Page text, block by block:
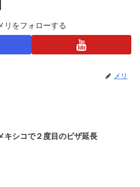
リをフォローする
メリ
キシコで２度目のビザ延長